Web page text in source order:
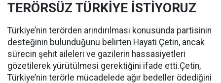
TERÖRSÜZ TÜRKİYE İSTİYORUZ
Türkiye’nin terörden arındırılması konusunda partisinin
desteğinin bulunduğunu belirten Hayati Çetin, ancak
sürecin şehit aileleri ve gazilerin hassasiyetleri
gözetilerek yürütülmesi gerektiğini ifade etti.Çetin,
Türkiye’nin terörle mücadelede ağır bedeller ödediğini